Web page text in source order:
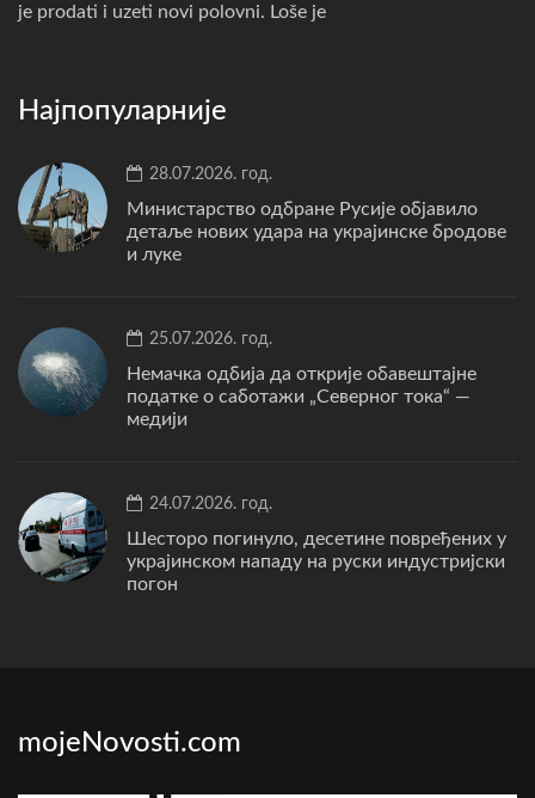
je prodati i uzeti novi polovni. Loše je
Најпопуларније
28.07.2026. год.
Министарство одбране Русије објавило
детаље нових удара на украјинске бродове
и луке
25.07.2026. год.
Немачка одбија да открије обавештајне
податке о саботажи „Северног тока“ —
медији
24.07.2026. год.
Шесторо погинуло, десетине повређених у
украјинском нападу на руски индустријски
погон
mojeNovosti.com